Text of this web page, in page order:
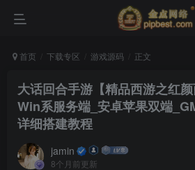
首页 下载专区 游戏源码 正文
大话回合手游【精品西游之红
Win系服务端_安卓苹果双端
详细搭建教程
jamin
8个月前更新